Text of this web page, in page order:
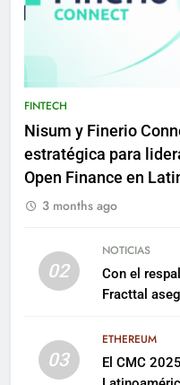
FINTECH
Nisum y Finerio
estratégica para
Open Finance en
3 months ago
02
NOTICIAS
Con el
Fracttal
03
ETHEREUM
El CMC